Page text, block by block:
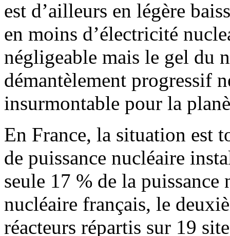
est d’ailleurs en légère
en moins d’électricité
négligeable mais le gel du
démantèlement progressif
insurmontable pour la
En France, la situation est
de puissance nucléaire
seule 17 % de la
nucléaire français, le
réacteurs répartis sur 19